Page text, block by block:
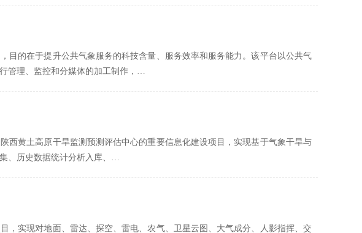
目的在于提升公共气象服务的科技含量、服务效率和服务能力。该平台以公共气
管理、监控和分媒体的加工制作，…
西黄土高原干旱监测预测评估中心的重要信息化建设项目，实现基于气象干旱与
、历史数据统计分析入库、…
，实现对地面、雷达、探空、雷电、农气、卫星云图、大气成分、人影指挥、交